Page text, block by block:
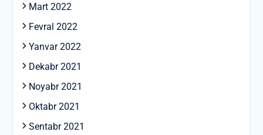
Mart 2022
Fevral 2022
Yanvar 2022
Dekabr 2021
Noyabr 2021
Oktabr 2021
Sentabr 2021